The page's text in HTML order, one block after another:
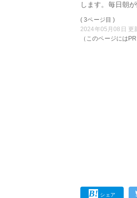
します。毎日朝
( 3ページ目 )
2024年05月08日 更
（このページには
シェア